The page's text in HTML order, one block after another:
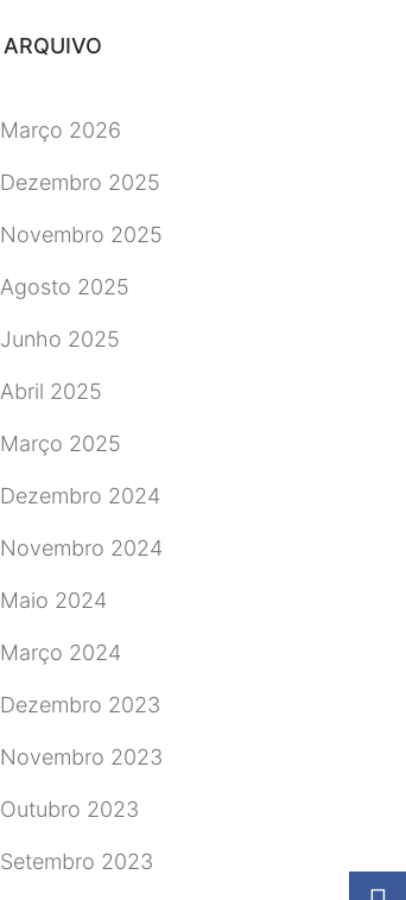
ARQUIVO
Março 2026
Dezembro 2025
Novembro 2025
Agosto 2025
Junho 2025
Abril 2025
Março 2025
Dezembro 2024
Novembro 2024
Maio 2024
Março 2024
Dezembro 2023
Novembro 2023
Outubro 2023
Setembro 2023